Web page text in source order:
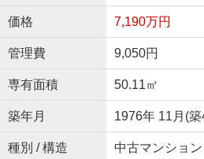
価格 7,190万円
管理費 9,050円
専有面積 50.11㎡
築年月 1976年 11月(
種別 / 構造 中古マンショ